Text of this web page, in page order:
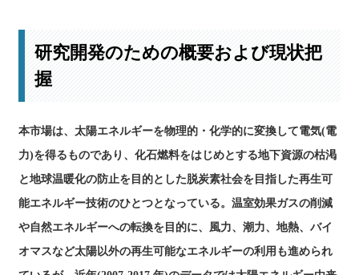
研究開発のための概要および現状把
握
本市場は、太陽エネルギーを物理的・化学的に変換して電気(電
力)を得るものであり、化石燃料をはじめとする地下資源の枯渇
と地球温暖化の防止を目的とした脱炭素社会を目指した再生可
能エネルギー技術のひとつとなっている。温室効果ガスの削減
や自然エネルギーへの転換を目的に、風力、潮力、地熱、バイ
オマスなど太陽以外の再生可能なエネルギーの利用も進められ